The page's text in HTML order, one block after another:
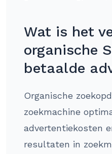
Wat is het
organische
betaalde
Organische
zoekmachine
advertentiekosten
resultaten in